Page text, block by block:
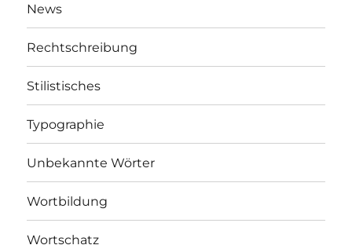
News
Rechtschreibung
Stilistisches
Typographie
Unbekannte Wörter
Wortbildung
Wortschatz